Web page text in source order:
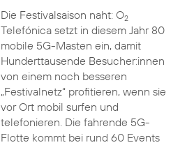
Die Festivalsaison naht: O2
Telefónica setzt in diesem Jahr 80
mobile 5G-Masten ein, damit
Hunderttausende Besucher:innen
von einem noch besseren
„Festivalnetz“ profitieren, wenn sie
vor Ort mobil surfen und
telefonieren. Die fahrende 5G-
Flotte kommt bei rund 60 Events